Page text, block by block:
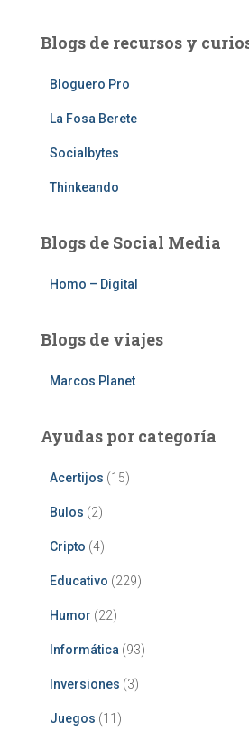
Blogs de recursos y
Bloguero Pro
La Fosa Berete
Socialbytes
Thinkeando
Blogs de Social Media
Homo – Digital
Blogs de viajes
Marcos Planet
Ayudas por categoría
Acertijos (15)
Bulos (2)
Cripto (4)
Educativo (229)
Humor (22)
Informática (93)
Inversiones (3)
Juegos (11)